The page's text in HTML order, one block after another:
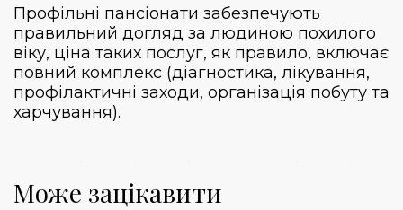
Профільні пансіонати забезпечують
правильний догляд за людиною похилого
віку, ціна таких послуг, як правило, включає
повний комплекс (діагностика, лікування,
профілактичні заходи, організація побуту та
харчування).
Може зацікавити